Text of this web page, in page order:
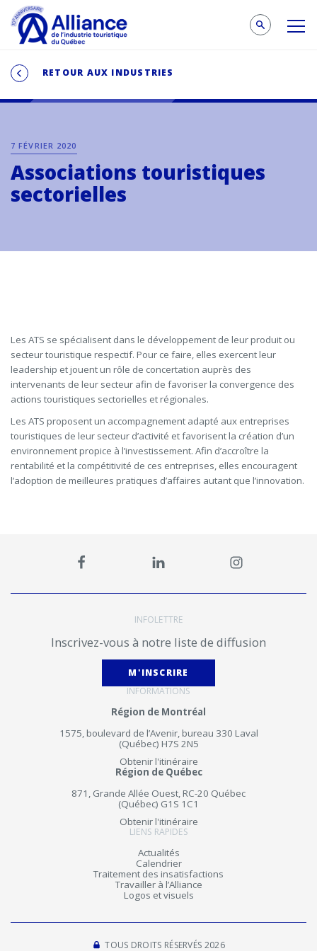
RETOUR AUX INDUSTRIES
7 FÉVRIER 2020
Associations touristiques
sectorielles
Les ATS se spécialisent dans le développement de leur produit ou
secteur touristique respectif. Pour ce faire, elles exercent leur
leadership et jouent un rôle de concertation auprès des
intervenants de leur secteur afin de favoriser la convergence des
actions touristiques sectorielles et régionales.
Les ATS proposent un accompagnement adapté aux entreprises
touristiques de leur secteur d’activité et favorisent la création d’un
environnement propice à l’investissement. Afin d’accroître la
rentabilité et la compétitivité de ces entreprises, elles encouragent
l’adoption de meilleures pratiques d’affaires autant que l’innovation.
INFOLETTRE
Inscrivez-vous à notre liste de diffusion
M'INSCRIRE
INFORMATIONS
Région de Montréal
1575, boulevard de l’Avenir, bureau 330 Laval
(Québec) H7S 2N5
Obtenir l'itinéraire
Région de Québec
871, Grande Allée Ouest, RC-20 Québec
(Québec) G1S 1C1
Obtenir l'itinéraire
LIENS RAPIDES
Actualités
Calendrier
Traitement des insatisfactions
Travailler à l’Alliance
Logos et visuels
TOUS DROITS RÉSERVÉS 2026